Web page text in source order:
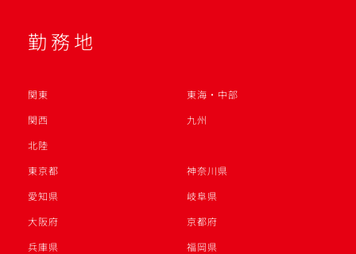
勤務地
関東
東海・中部
関西
九州
北陸
東京都
神奈川県
愛知県
岐阜県
大阪府
京都府
兵庫県
福岡県